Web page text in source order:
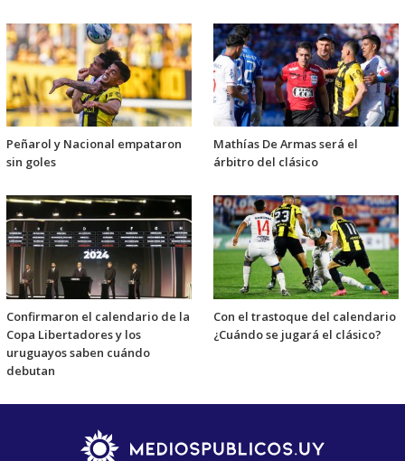
Peñarol y Nacional empataron
sin goles
Mathías De Armas será el
árbitro del clásico
Confirmaron el calendario de la
Copa Libertadores y los
uruguayos saben cuándo
debutan
Con el trastoque del calendario
¿Cuándo se jugará el clásico?